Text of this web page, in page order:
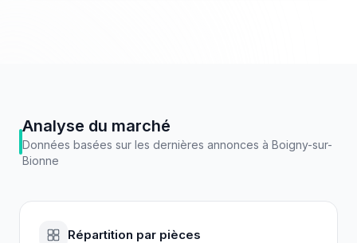
Analyse du marché
Données basées sur les dernières annonces à Boigny-sur-
Bionne
Répartition par pièces